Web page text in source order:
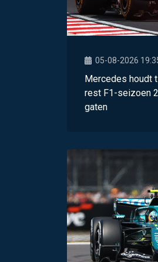
05-08-2026
Mercedes houdt
rest F1-seizoen
gaten